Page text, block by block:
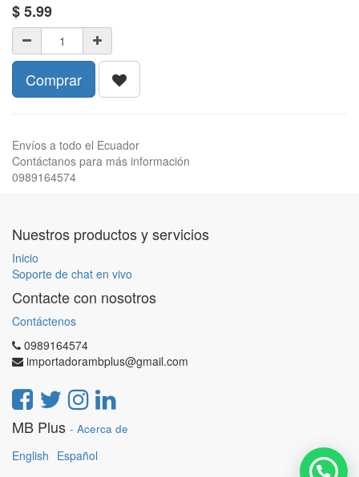
$5.99
Comprar
Envíos a todo el Ecuador
Contáctanos para más información
0989164574
Nuestros productos y servicios
Inicio
Soporte de chat en vivo
Contacte con nosotros
Contáctenos
0989164574
importadorambplus@gmail.com
MB Plus - Acerca de
English Español